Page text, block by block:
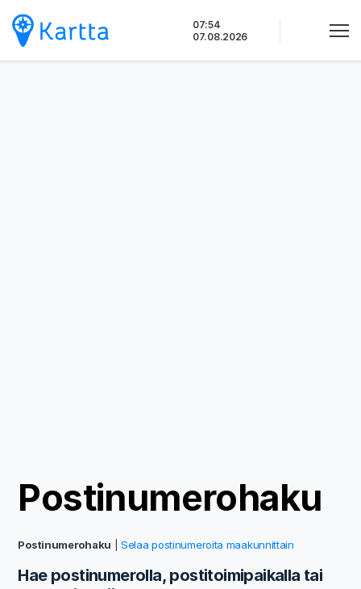
sisältöön
07:54
07.08.2026
Postinumerohaku
Postinumerohaku |Selaa postinumeroita maakunnittain
Hae postinumerolla, postitoimipaikalla tai